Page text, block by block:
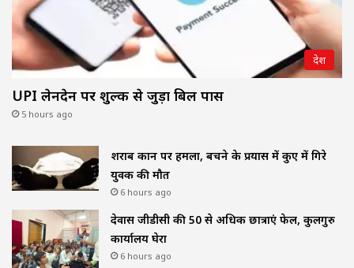
देश
UPI लेनदेन पर शुल्क से जुड़ा बिल पास
5 hours ago
शराब दुकान पर हमला, बचने के प्रयास में कुए में गिरे
युवक की मौत
6 hours ago
देवास जीडीसी की 50 से अधिक छात्राएं फेल, कुलगुरु
कार्यालय घेरा
6 hours ago